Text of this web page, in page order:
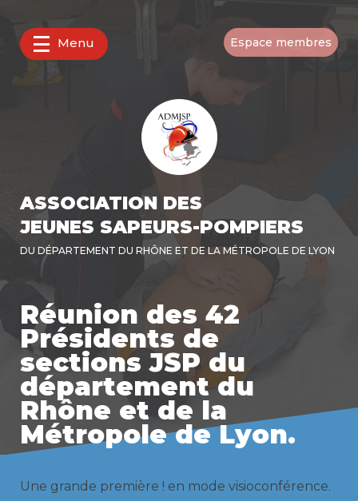
Menu Espace membres
ASSOCIATION DES
JEUNES SAPEURS-POMPIERS
DU DÉPARTEMENT DU RHÔNE ET DE LA MÉTROPOLE DE LYON
Réunion des 42
Présidents de
sections JSP du
département du
Rhône et de la
Métropole de Lyon.
Une grande première ! en mode visioconférence.